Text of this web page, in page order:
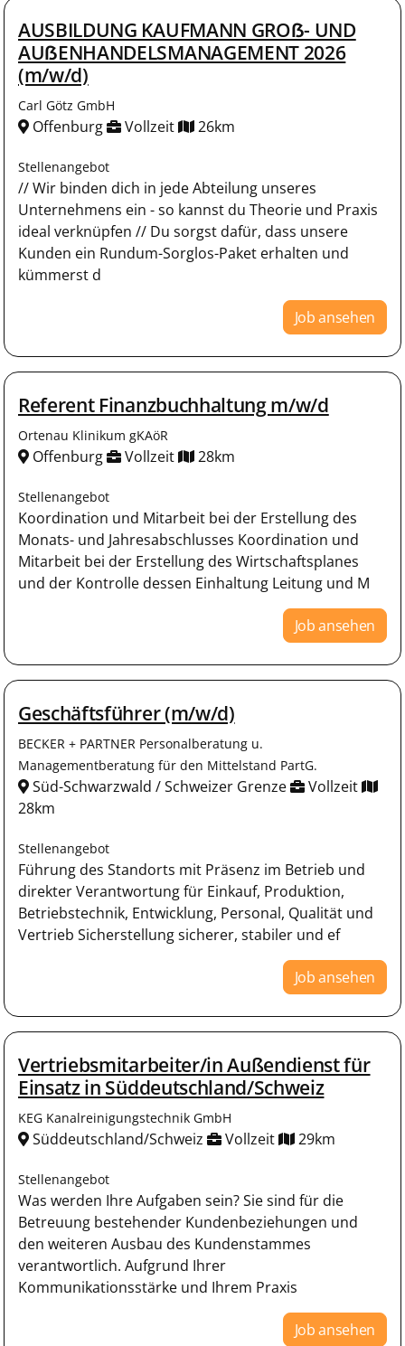
AUSBILDUNG KAUFMANN GROẞ- UND
AUẞENHANDELSMANAGEMENT 2026
(m/w/d)
Carl Götz GmbH
Offenburg Vollzeit 26km
Stellenangebot
// Wir binden dich in jede Abteilung unseres
Unternehmens ein - so kannst du Theorie und Praxis
ideal verknüpfen // Du sorgst dafür, dass unsere
Kunden ein Rundum-Sorglos-Paket erhalten und
kümmerst d
Job ansehen
Referent Finanzbuchhaltung m/w/d
Ortenau Klinikum gKAöR
Offenburg Vollzeit 28km
Stellenangebot
Koordination und Mitarbeit bei der Erstellung des
Monats- und Jahresabschlusses Koordination und
Mitarbeit bei der Erstellung des Wirtschafts­planes
und der Kontrolle dessen Einhaltung Leitung und M
Job ansehen
Geschäftsführer (m/w/d)
BECKER + PARTNER Personalberatung u.
Managementberatung für den Mittelstand PartG.
Süd-Schwarzwald / Schweizer Grenze
Vollzeit
28km
Stellenangebot
Führung des Standorts mit Präsenz im Betrieb und
direkter Verantwortung für Einkauf, Produktion,
Betriebstechnik, Entwicklung, Personal, Qualität und
Vertrieb Sicherstellung sicherer, stabiler und ef
Job ansehen
Vertriebsmitarbeiter/in Außendienst für
Einsatz in Süddeutschland/Schweiz
KEG Kanalreinigungstechnik GmbH
Süddeutschland/Schweiz Vollzeit 29km
Stellenangebot
Was werden Ihre Aufgaben sein? Sie sind für die
Betreuung bestehender Kundenbeziehungen und
den weiteren Ausbau des Kundenstammes
verantwortlich. Aufgrund Ihrer
Kommunikationsstärke und Ihrem Praxis
Job ansehen